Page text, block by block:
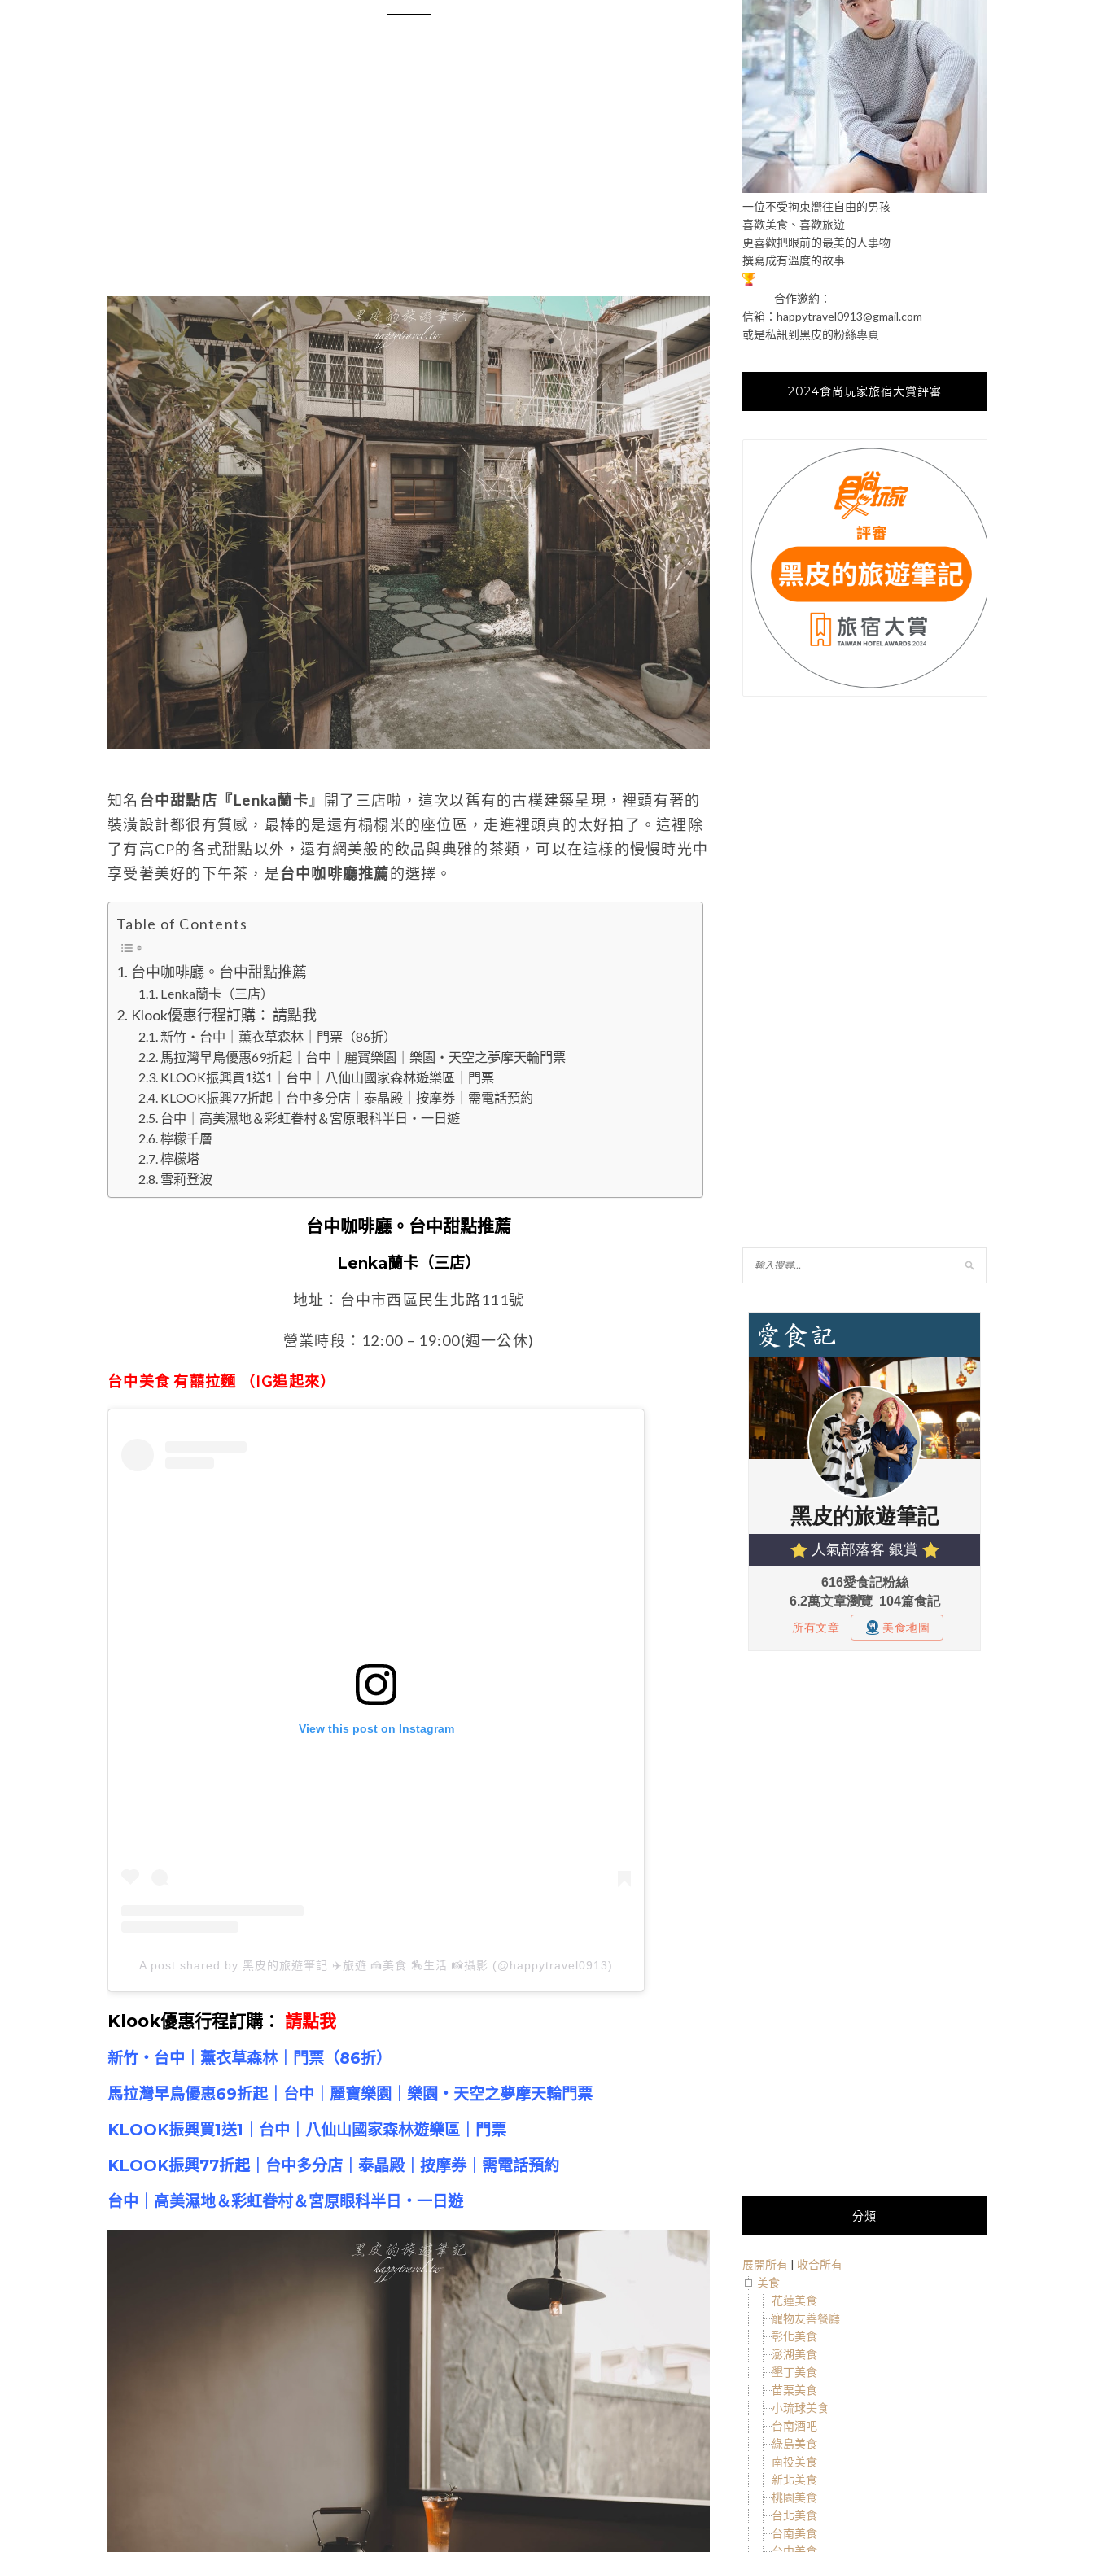
知名 台中甜點店『Lenka蘭卡 』開了三店啦，這次以舊有的古樸建築呈現，裡頭有著的
裝潢設計都很有質感，最棒的是還有榻榻米的座位區，走進裡頭真的太好拍了。這裡除
了有高CP的各式甜點以外，還有網美般的飲品與典雅的茶類，可以在這樣的慢慢時光中
享受著美好的下午茶，是台中咖啡廳推薦的選擇。
Table of Contents
台中咖啡廳。台中甜點推薦
Lenka蘭卡（三店）
Klook優惠行程訂購： 請點我
新竹・台中｜薰衣草森林｜門票（86折）
馬拉灣早鳥優惠69折起｜台中｜麗寶樂園｜樂園・天空之夢摩天輪門票
KLOOK振興買1送1｜台中｜八仙山國家森林遊樂區｜門票
KLOOK振興77折起｜台中多分店｜泰晶殿｜按摩券｜需電話預約
台中｜高美濕地＆彩虹眷村＆宮原眼科半日・一日遊
檸檬千層
檸檬塔
雪莉登波
台中咖啡廳。台中甜點推薦
Lenka蘭卡（三店）
地址：台中市西區民生北路111號
營業時段：12:00 – 19:00(週一公休)
台中美食 有囍拉麵 （IG追起來）
View this post on Instagram
A post shared by 黑皮的旅遊筆記 ✈️旅遊 🍰美食 🏇生活 📸攝影 (@happytravel0913)
Klook優惠行程訂購： 請點我
新竹・台中｜薰衣草森林｜門票（86折）
馬拉灣早鳥優惠69折起｜台中｜麗寶樂園｜樂園・天空之夢摩天輪門票
KLOOK振興買1送1｜台中｜八仙山國家森林遊樂區｜門票
KLOOK振興77折起｜台中多分店｜泰晶殿｜按摩券｜需電話預約
台中｜高美濕地＆彩虹眷村＆宮原眼科半日・一日遊
一位不受拘束嚮往自由的男孩
喜歡美食、喜歡旅遊
更喜歡把眼前的最美的人事物
撰寫成有溫度的故事
合作邀約：
信箱： happytravel0913@gmail.com
或是私訊到黑皮的粉絲專頁
2024食尚玩家旅宿大賞評審
分類
展開所有 | 收合所有
美食
花蓮美食
寵物友善餐廳
彰化美食
澎湖美食
墾丁美食
苗栗美食
小琉球美食
台南酒吧
綠島美食
南投美食
新北美食
桃園美食
台北美食
台南美食